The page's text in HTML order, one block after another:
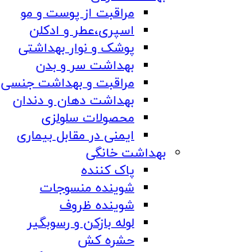
مراقبت از پوست و مو
اسپری،عطر و ادکلن
پوشک و نوار بهداشتی
بهداشت سر و بدن
مراقبت و بهداشت جنسی
بهداشت دهان و دندان
محصولات سلولزی
ایمنی در مقابل بیماری
بهداشت خانگی
پاک کننده
شوینده منسوجات
شوینده ظروف
لوله بازکن و رسوبگیر
حشره کش